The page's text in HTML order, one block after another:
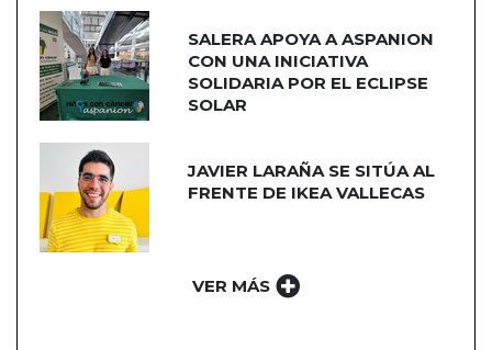
SALERA APOYA A ASPANION
CON UNA INICIATIVA
SOLIDARIA POR EL ECLIPSE
SOLAR
JAVIER LARAÑA SE SITÚA AL
FRENTE DE IKEA VALLECAS
VER MÁS